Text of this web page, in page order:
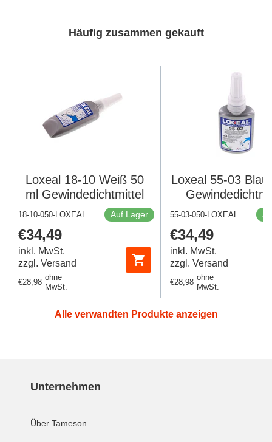
Häufig zusammen gekauft
Loxeal 18-10 Weiß 50
ml Gewindedichtmittel
18-10-050-LOXEAL Auf Lager
Regulärer
Preis
€34,49
inkl. MwSt.
zzgl. Versand
Regulärer
€28,98
ohne
MwSt.
Loxeal 55-03 Blau
55-03-050-LOXEAL
Regulärer
Preis
€34,49
inkl. MwSt.
zzgl. Versand
Regulärer
€28,98
ohne
MwSt.
Alle verwandten Produkte anzeigen
Unternehmen
Über Tameson